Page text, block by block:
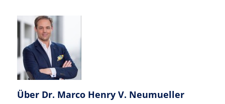
Über Dr. Marco Henry V. Neumueller